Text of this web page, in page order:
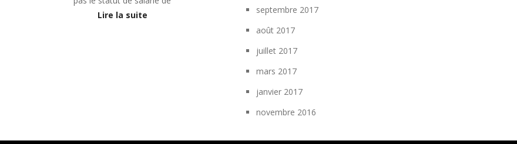
Lire la suite
septembre 2017
août 2017
juillet 2017
mars 2017
janvier 2017
novembre 2016